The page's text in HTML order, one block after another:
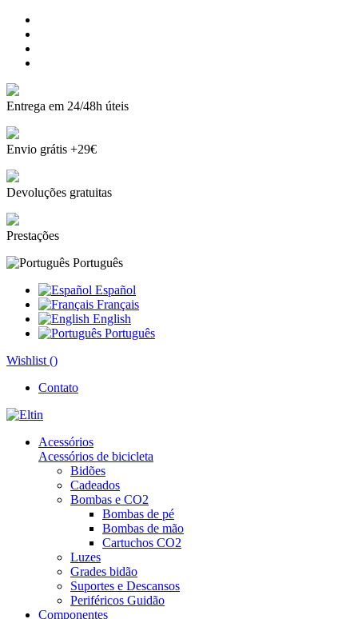
Entrega em 24/48h úteis
Envio grátis +29€
Devoluções gratuitas
Prestações
Português
Español
Français
English
Português
Wishlist ()
Contato
Acessórios
Acessórios de bicicleta
Bidões
Cadeados
Bombas e CO2
Bombas de pé
Bombas de mão
Cartuchos CO2
Luzes
Grades bidão
Suportes e Descansos
Periféricos Guidão
Componentes